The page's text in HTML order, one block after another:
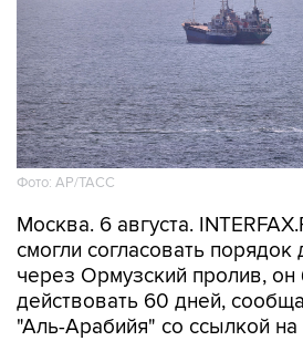
Фото: AP/ТАСС
Москва. 6 августа.
смогли согласовать
через Ормузский пролив, он
действовать 60 дней,
"Аль-Арабийя" со ссылкой на